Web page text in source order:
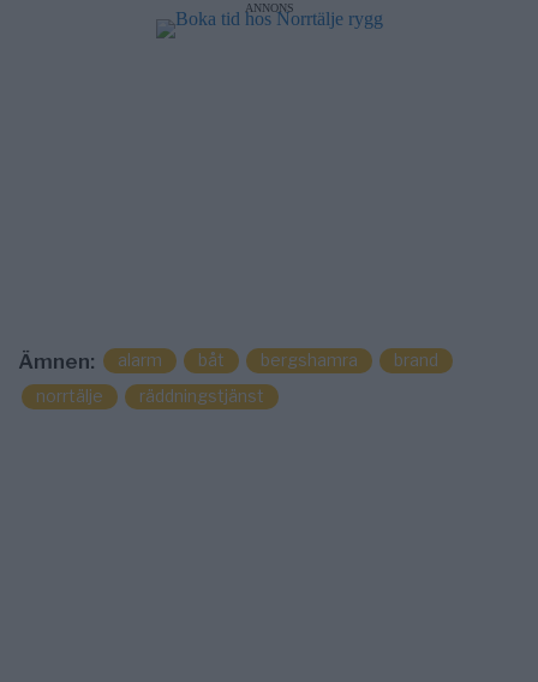
ANNONS
Ämnen: alarm båt bergshamra
brand
norrtälje
räddningstjänst